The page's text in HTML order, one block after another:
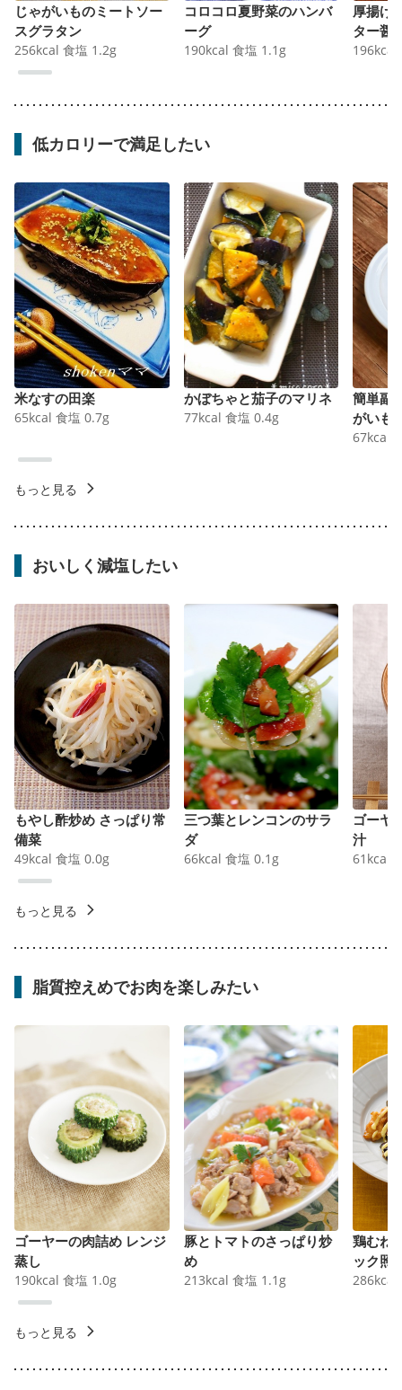
じゃがいものミートソー
スグラタン
256kcal 食塩 1.2g
コロコロ夏野菜のハンバ
ーグ
190kcal 食塩 1.1 g
厚揚げ
ター醤
196kcal
低カロリーで満足したい
米なすの田楽
65kcal 食塩 0.7g
かぼちゃと茄子のマリネ
77kcal 食塩 0.4g
簡単副
がいも
67kcal
もっと見る
おいしく減塩したい
もやし酢炒め さっぱり常
備菜
49kcal 食塩 0.0g
三つ葉とレンコンのサラ
ダ
66kcal 食塩 0.1 g
ゴーヤ
汁
61 kcal
もっと見る
脂質控えめでお肉を楽しみたい
ゴーヤーの肉詰め レンジ
蒸し
190kcal 食塩 1.0g
豚とトマトのさっぱり炒
め
213kcal 食塩 1.1 g
鶏むね
ック照
286kcal
もっと見る